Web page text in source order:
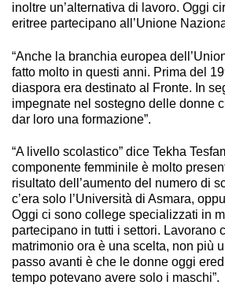
inoltre un’alternativa di lavoro. Oggi
eritree partecipano all’Unione
“Anche la branchia europea
fatto molto in questi anni. Prima del
diaspora era destinato al Fronte. In
impegnate nel sostegno delle donne
dar loro una formazione”.
“A livello scolastico” dice Tekha
componente femminile è molto
risultato dell’aumento del numero di
c’era solo l’Università di Asmara,
Oggi ci sono college specializzati in
partecipano in tutti i settori. Lavorano
matrimonio ora è una scelta, non più
passo avanti è che le donne oggi
tempo potevano avere solo i maschi”.